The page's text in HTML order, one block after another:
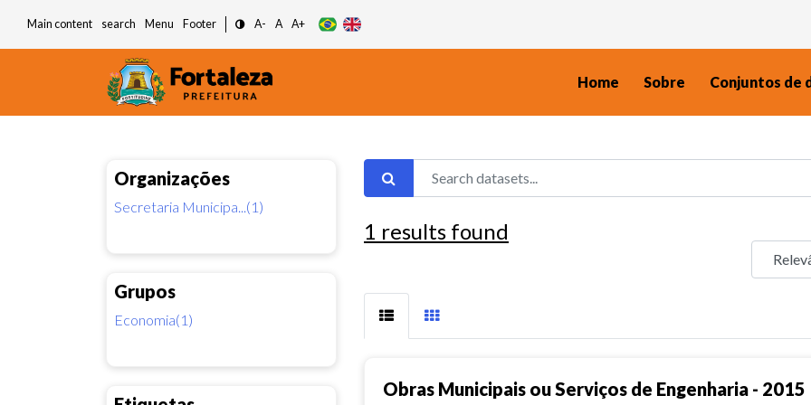
Main content search Menu Footer A- A A+
Home Sobre Conjuntos de
Organizações
Secretaria Municipa...(1)
Grupos
Economia(1)
1 results found
Obras Municipais ou Serviços de Engenharia - 2015